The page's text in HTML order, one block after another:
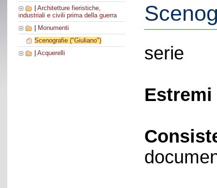
Architetture fieristiche,
industriali e civili prima della guerra
Monumenti
Scenografie ("Giuliano")
Acquerelli serie